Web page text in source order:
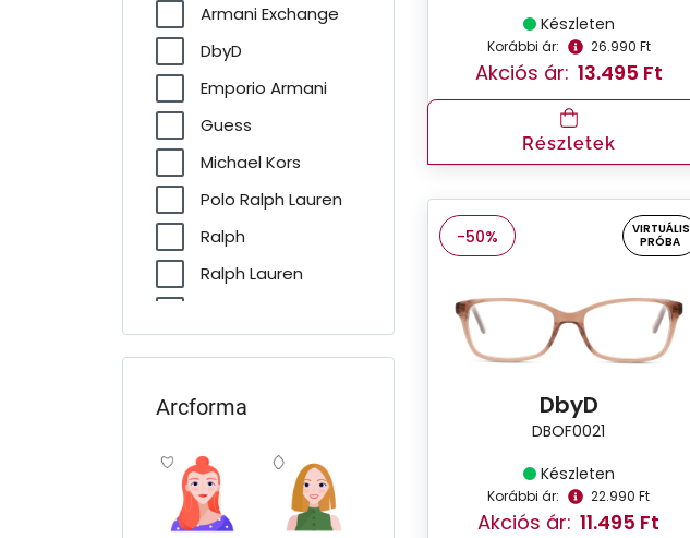
Armani Exchange
DbyD
Emporio Armani
Guess
Michael Kors
Polo Ralph Lauren
Ralph
Ralph Lauren
Swarovski
Unofficial
VOGUE
Arcforma
Készleten
Korábbi ár: 26.990 Ft
Akciós ár: 13.495 Ft
Részletek
-50%
VIRTUÁLIS
PRÓBA
DbyD
DBOF0021
Készleten
Korábbi ár: 22.990 Ft
Akciós ár: 11.495 Ft